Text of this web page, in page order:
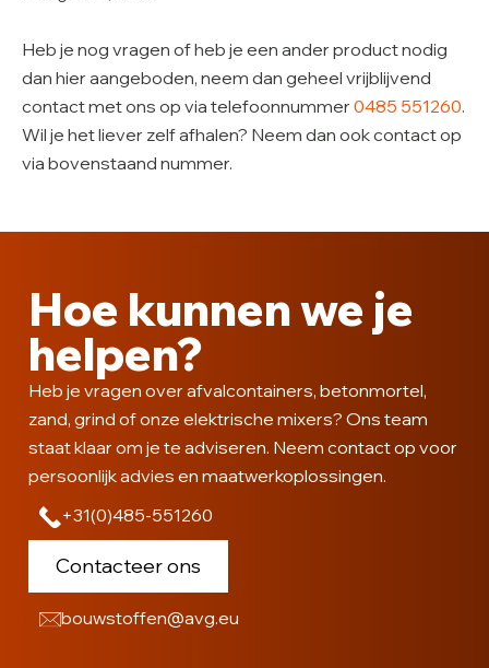
Heb je nog vragen of heb je een ander product nodig
dan hier aangeboden, neem dan geheel vrijblijvend
contact met ons op via telefoonnummer 0485 551260.
Wil je het liever zelf afhalen? Neem dan ook contact op
via bovenstaand nummer.
Hoe kunnen we je
helpen?
Heb je vragen over afvalcontainers, betonmortel,
zand, grind of onze elektrische mixers? Ons team
staat klaar om je te adviseren. Neem contact op voor
persoonlijk advies en maatwerkoplossingen.
+31(0)485-551260
Contacteer ons
bouwstoffen@avg.eu